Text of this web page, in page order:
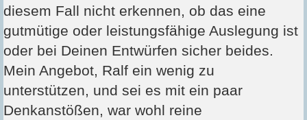
diesem Fall nicht erkennen, ob das eine
gutmütige oder leistungsfähige Auslegung ist
oder bei Deinen Entwürfen sicher beides.
Mein Angebot, Ralf ein wenig zu
unterstützen, und sei es mit ein paar
Denkanstößen, war wohl reine